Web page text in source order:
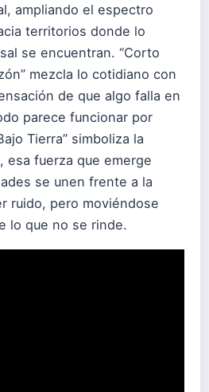
ampliando el espectro
territorios donde lo
se encuentran. “Corto
mezcla lo cotidiano con
de que algo falla en
parece funcionar por
Tierra” simboliza la
esa fuerza que emerge
se unen frente a la
ruido, pero moviéndose
lo que no se rinde.